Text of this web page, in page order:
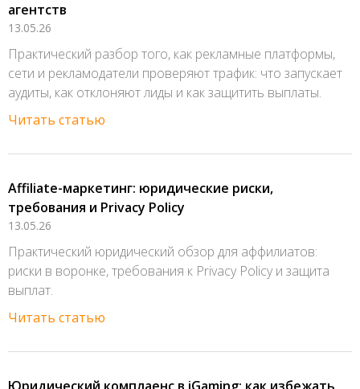
агентств
13.05.26
Практический разбор того, как рекламные платформы,
сети и рекламодатели проверяют трафик: что запускает
аудиты, как отклоняют лиды и как защитить выплаты.
Читать статью
Affiliate-маркетинг: юридические риски,
требования и Privacy Policy
13.05.26
Практический юридический обзор для аффилиатов:
риски в воронке, требования к Privacy Policy и защита
выплат.
Читать статью